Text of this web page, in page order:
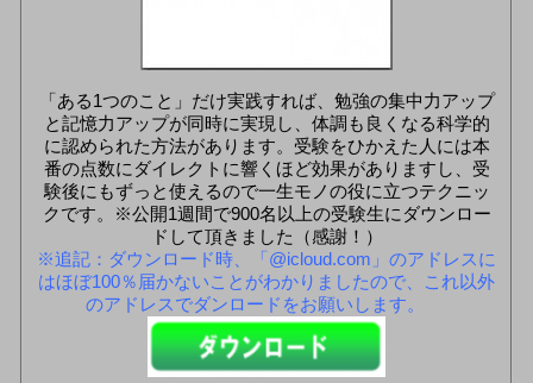
「ある1つのこと」だけ実践すれば、勉強の集中力アップ
と記憶力アップが同時に実現し、体調も良くなる科学的
に認められた方法があります。受験をひかえた人には本
番の点数にダイレクトに響くほど効果がありますし、受
験後にもずっと使えるので一生モノの役に立つテクニッ
クです。※公開1週間で900名以上の受験生にダウンロー
ドして頂きました（感謝！）
※追記：ダウンロード時、「@icloud.com」のアドレスに
はほぼ100％届かないことがわかりましたので、これ以外
のアドレスでダンロードをお願いします。